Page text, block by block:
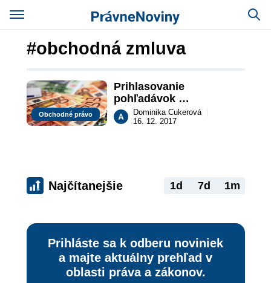
#obchodná zmluva
Obchodné právo
Prihlasovanie
pohľadávok
zahraničným veriteľom
Dominika Cukerová
16. 12. 2017
Najčítanejšie 1d 7d 1m
Prihláste sa k odberu noviniek
a majte aktuálny prehľad v
oblasti práva a zákonov.